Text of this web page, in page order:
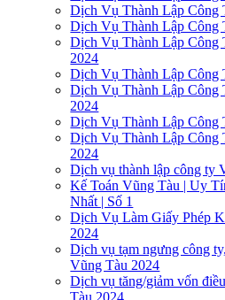
Dịch Vụ Thành Lập Công
Dịch Vụ Thành Lập
Dịch Vụ Thành Lập
2024
Dịch Vụ Thành Lập Công
Dịch Vụ Thành Lập Công
2024
Dịch Vụ Thành Lập Công
Dịch Vụ Thành Lập Công
2024
Dịch vụ thành lập công ty
Kế Toán Vũng Tàu | Uy
Nhất | Số 1
Dịch Vụ Làm Giấy Phép
2024
Dịch vụ tạm ngưng công
Vũng Tàu 2024
Dịch vụ tăng/giảm vốn
Tàu 2024